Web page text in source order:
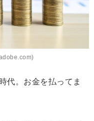
代。お金を払ってま